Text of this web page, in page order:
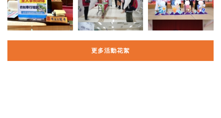
更多活動花絮